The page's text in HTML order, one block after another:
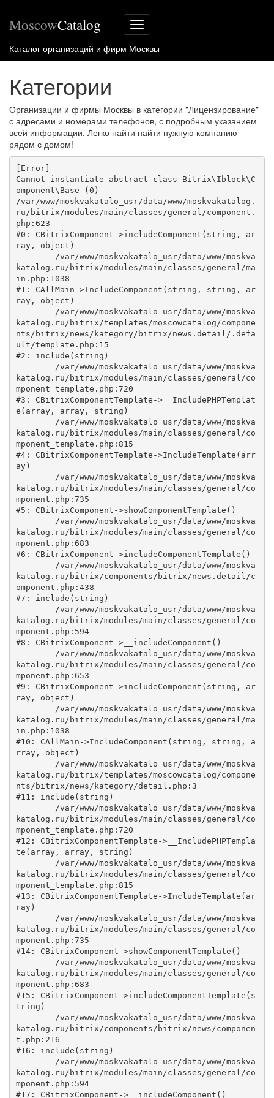
Меню
сайта
MoscowCatalog
Каталог организаций и фирм Москвы
Категории
Организации и фирмы Москвы в категории "Лицензирование"
с адресами и номерами телефонов, с подробным указанием
всей информации. Легко найти найти нужную компанию
рядом с домом!
[Error]
Cannot instantiate abstract class Bitrix\Iblock\C
omponent\Base (0)
/var/www/moskvakatalo_usr/data/www/moskvakatalog.
ru/bitrix/modules/main/classes/general/component.
php:623
#0: CBitrixComponent->includeComponent(string, ar
ray, object)
katalog.ru/bitrix/modules/main/classes/general/ma
in.php:1038
#1: CAllMain->IncludeComponent(string, string, ar
ray, object)
katalog.ru/bitrix/templates/moscowcatalog/compone
nts/bitrix/news/kategory/bitrix/news.detail/.defa
ult/template.php:15
#2: include(string)
katalog.ru/bitrix/modules/main/classes/general/co
mponent_template.php:720
#3: CBitrixComponentTemplate->__IncludePHPTemplat
e(array, array, string)
katalog.ru/bitrix/modules/main/classes/general/co
mponent_template.php:815
#4: CBitrixComponentTemplate->IncludeTemplate(arr
ay)
katalog.ru/bitrix/modules/main/classes/general/co
mponent.php:735
#5: CBitrixComponent->showComponentTemplate()
katalog.ru/bitrix/modules/main/classes/general/co
mponent.php:683
#6: CBitrixComponent->includeComponentTemplate()
katalog.ru/bitrix/components/bitrix/news.detail/c
omponent.php:438
#7: include(string)
katalog.ru/bitrix/modules/main/classes/general/co
mponent.php:594
#8: CBitrixComponent->__includeComponent()
katalog.ru/bitrix/modules/main/classes/general/co
mponent.php:653
#9: CBitrixComponent->includeComponent(string, ar
ray, object)
katalog.ru/bitrix/modules/main/classes/general/ma
in.php:1038
#10: CAllMain->IncludeComponent(string, string, a
rray, object)
katalog.ru/bitrix/templates/moscowcatalog/compone
nts/bitrix/news/kategory/detail.php:3
#11: include(string)
katalog.ru/bitrix/modules/main/classes/general/co
mponent_template.php:720
#12: CBitrixComponentTemplate->__IncludePHPTempla
te(array, array, string)
katalog.ru/bitrix/modules/main/classes/general/co
mponent_template.php:815
#13: CBitrixComponentTemplate->IncludeTemplate(ar
ray)
katalog.ru/bitrix/modules/main/classes/general/co
mponent.php:735
#14: CBitrixComponent->showComponentTemplate()
katalog.ru/bitrix/modules/main/classes/general/co
mponent.php:683
#15: CBitrixComponent->includeComponentTemplate(s
tring)
katalog.ru/bitrix/components/bitrix/news/componen
t.php:216
#16: include(string)
katalog.ru/bitrix/modules/main/classes/general/co
mponent.php:594
#17: CBitrixComponent->__includeComponent()